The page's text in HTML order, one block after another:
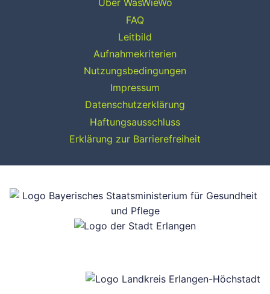
Über WasWieWo
FAQ
Leitbild
Aufnahmekriterien
Nutzungsbedingungen
Impressum
Datenschutzerklärung
Haftungsausschluss
Erklärung zur Barrierefreiheit